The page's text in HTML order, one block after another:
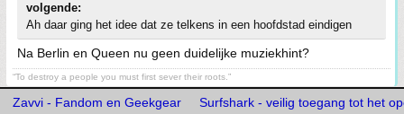
volgende:
Ah daar ging het idee dat ze telkens in een hoofdstad eindigen
Na Berlin en Queen nu geen duidelijke muziekhint?
“To destroy a people you must first sever their roots.”
Zavvi - Fandom en Geekgear Surfshark - veilig toegang tot het